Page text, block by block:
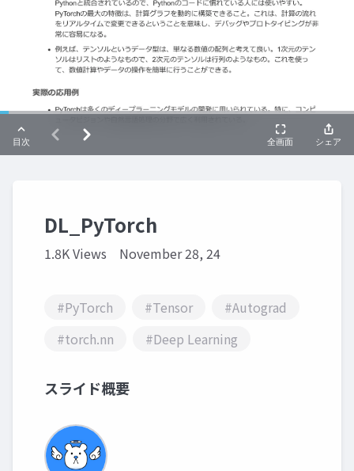
DL_PyTorch
1.8K Views November 28, 24
#PyTorch #Tensor
#Autograd
#torch.nn
#Deep Learning
スライド概要